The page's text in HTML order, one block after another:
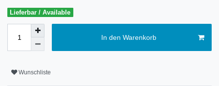
Lieferbar / Available
In den Warenkorb
Wunschliste